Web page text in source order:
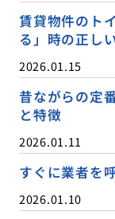
賃貸物件のト
る」時の正し
2026.01.15
昔ながらの定
と特徴
2026.01.11
すぐに業者を
2026.01.10